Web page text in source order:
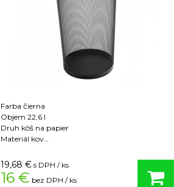
Farba čierna
Objem 22,6 l
Druh kôš na papier
Materiál kov
19,68 € s DPH / ks
16 € bez DPH / ks